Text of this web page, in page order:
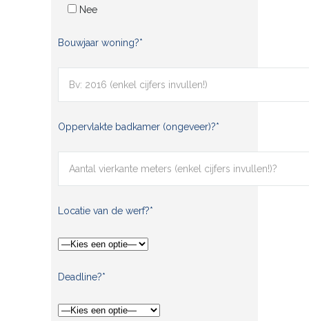
Nee
Bouwjaar woning?*
Oppervlakte badkamer (ongeveer)?*
Locatie van de werf?*
Deadline?*